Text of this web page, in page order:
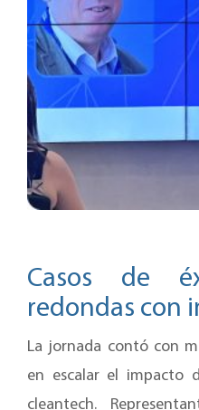
Casos de
redondas con
La jornada contó con
en escalar el impacto
cleantech.